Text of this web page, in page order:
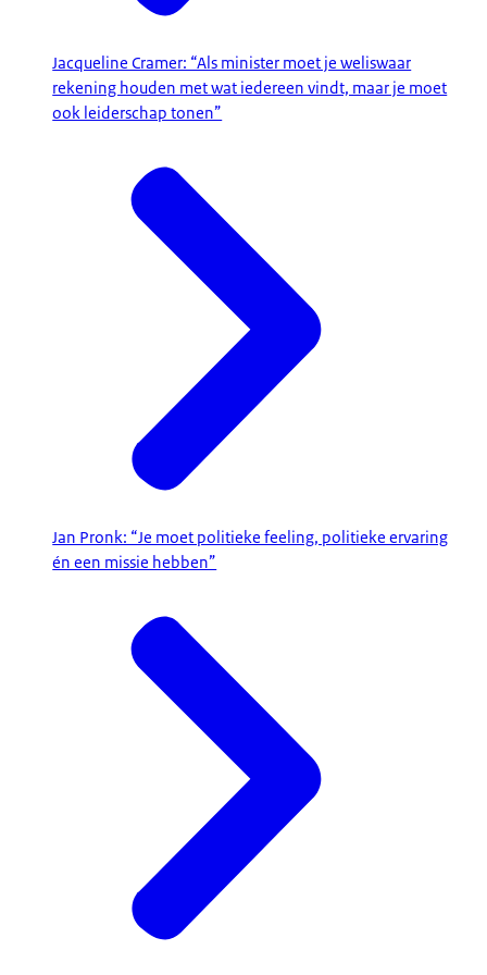
Jacqueline Cramer: “Als minister moet je weliswaar
rekening houden met wat iedereen vindt, maar je moet
ook leiderschap tonen”
Jan Pronk: “Je moet politieke feeling, politieke ervaring
én een missie hebben”